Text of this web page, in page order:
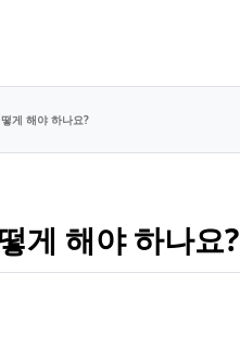
게 해야 하나요?
게 해야 하나요?